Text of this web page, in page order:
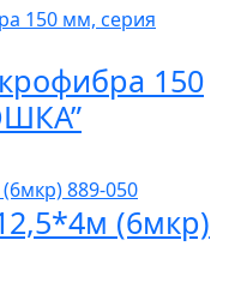
150
(6мкр)